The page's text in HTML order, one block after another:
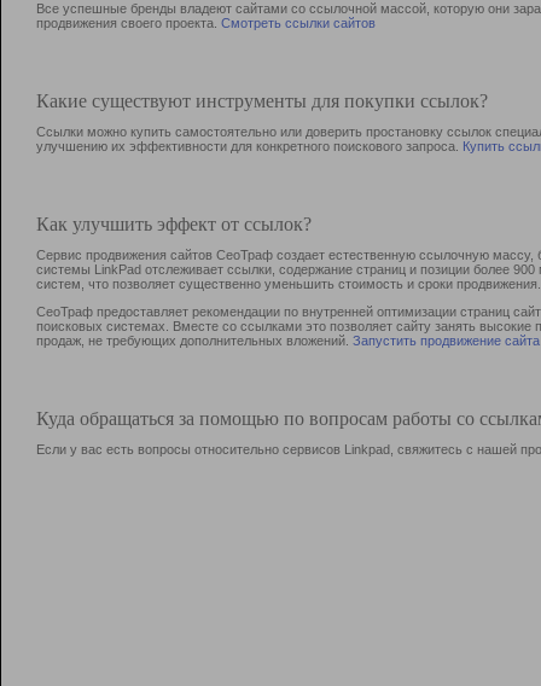
Все успешные бренды владеют сайтами со ссылочной массой, которую они
продвижения своего проекта. Смотреть ссылки сайтов
Какие существуют инструменты для покупки ссылок?
Ссылки можно купить самостоятельно или доверить простановку ссылок
улучшению их эффективности для конкретного поискового запроса. Купить
Как улучшить эффект от ссылок?
Сервис продвижения сайтов СеоТраф создает естественную ссылочную
системы LinkPad отслеживает ссылки, содержание страниц и позиции более
систем, что позволяет существенно уменьшить стоимость и сроки продвижения.
СеоТраф предоставляет рекомендации по внутренней оптимизации страниц
поисковых системах. Вместе со ссылками это позволяет сайту занять
продаж, не требующих дополнительных вложений. Запустить продвижение сайта
Куда обращаться за помощью по вопросам работы со
Если у вас есть вопросы относительно сервисов Linkpad, свяжитесь с нашей